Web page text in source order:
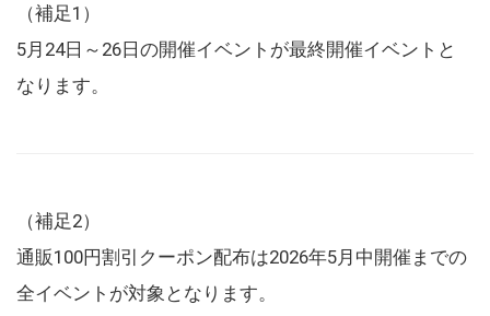
（補足1）
5月24日～26日の開催イベントが最終開催イベントと
なります。
（補足2）
通販100円割引クーポン配布は2026年5月中開催までの
全イベントが対象となります。